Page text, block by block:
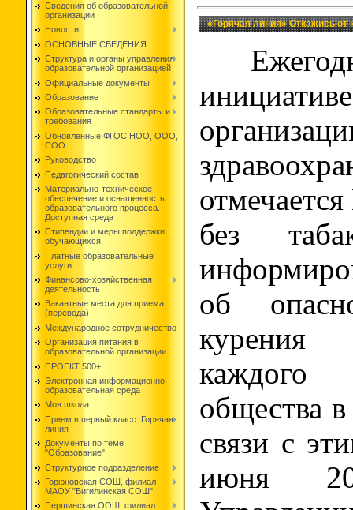
Сведения об образовательной
организации
Новости
ОСНОВНЫЕ СВЕДЕНИЯ
Структура и органы управления
образовательной организацией
Официальные документы
Образование
Образовательные стандарты и
требования
Обновленные ФГОС НОО, ООО,
СОО
Руководство
Педагогический состав
Материально-техническое
обеспечение и оснащенность
образовательного процесса.
Доступная среда
Стипендии и меры поддержки
обучающихся
Платные образовательные
услуги
Финансово-хозяйственная
деятельность
Вакантные места для приема
(перевода)
Международное сотрудничество
Организация питания в
образовательной организации
ПРОЕКТ 500+
Электронная информационно-
образовательная среда
Моя школа
Прием в первый класс. Горячая
линия
Документы по теме
"Образование"
Структурное подразделение
Горюновская СОШ, филиал
МАОУ "Бигилинская СОШ"
Першинская ООШ, филиал
«Горячая линия» Откажись
без
об
курения
связи с
июня